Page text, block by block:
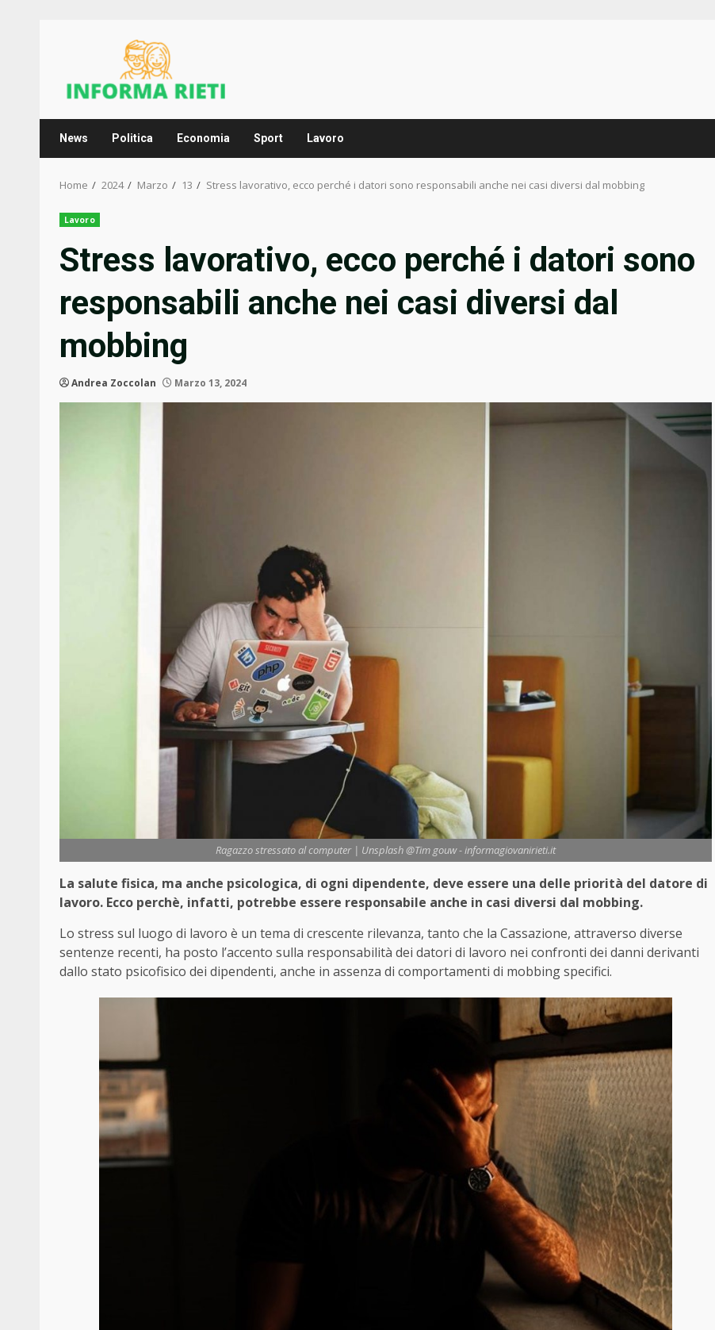
News Politica Economia Sport Lavoro
Home 2024 Marzo 13 Stress lavorativo, ecco perché i datori sono responsabili anche nei casi diversi dal mobbing
Lavoro
Stress lavorativo, ecco perché i datori sono
responsabili anche nei casi diversi dal
mobbing
Andrea Zoccolan Marzo 13, 2024
Ragazzo stressato al computer | Unsplash @Tim gouw - informagiovanirieti.it
La salute fisica, ma anche psicologica, di ogni dipendente, deve essere una delle priorità del datore di
lavoro. Ecco perchè, infatti, potrebbe essere responsabile anche in casi diversi dal mobbing.
Lo stress sul luogo di lavoro è un tema di crescente rilevanza, tanto che la Cassazione, attraverso diverse
sentenze recenti, ha posto l’accento sulla responsabilità dei datori di lavoro nei confronti dei danni derivanti
dallo stato psicofisico dei dipendenti, anche in assenza di comportamenti di mobbing specifici.